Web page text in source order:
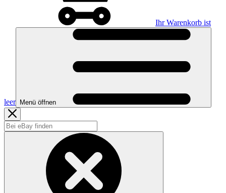
Ihr Warenkorb ist
leer Menü öffnen